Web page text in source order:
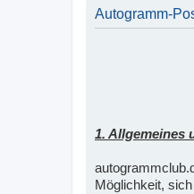
Autogramm-
1. Allgemeines
Möglichkeit,